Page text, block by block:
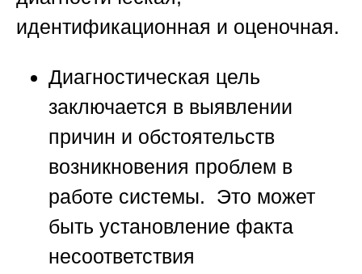
идентификационная и оценочная.
Диагностическая цель
заключается в выявлении
причин и обстоятельств
возникновения проблем в
работе системы. Это может
быть установление факта
несоответствия